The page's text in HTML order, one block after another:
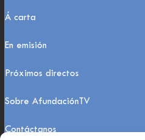
Á carta
En emisión
Próximos directos
Sobre AfundaciónTV
Contáctanos